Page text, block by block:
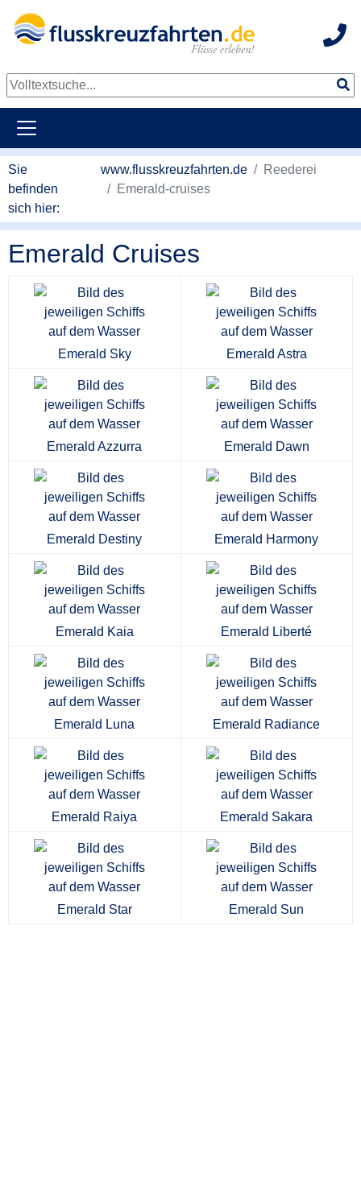
Sie
befinden
sich hier:
www.flusskreuzfahrten.de
Reederei
Emerald-cruises
Emerald Cruises
Emerald Sky Emerald Astra
Emerald Azzurra Emerald Dawn
Emerald Destiny Emerald Harmony
Emerald Kaia Emerald Liberté
Emerald Luna Emerald Radiance
Emerald Raiya Emerald Sakara
Emerald Star Emerald Sun